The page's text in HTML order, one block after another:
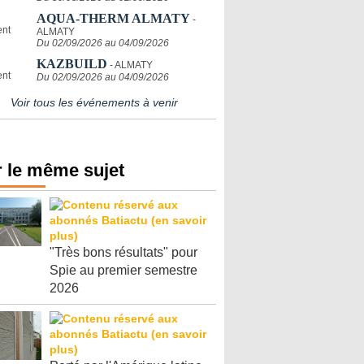
AQUA-THERM ALMATY -
ALMATY
Du 02/09/2026 au 04/09/2026
KAZBUILD - ALMATY
Du 02/09/2026 au 04/09/2026
Voir tous les événements à venir
le même sujet
"Très bons résultats" pour
Spie au premier semestre
2026